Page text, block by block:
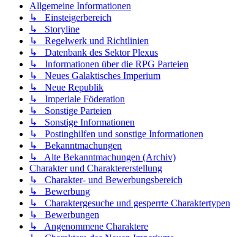
Allgemeine Informationen
↳ Einsteigerbereich
↳ Storyline
↳ Regelwerk und Richtlinien
↳ Datenbank des Sektor Plexus
↳ Informationen über die RPG Parteien
↳ Neues Galaktisches Imperium
↳ Neue Republik
↳ Imperiale Föderation
↳ Sonstige Parteien
↳ Sonstige Informationen
↳ Postinghilfen und sonstige Informationen
↳ Bekanntmachungen
↳ Alte Bekanntmachungen (Archiv)
Charakter und Charaktererstellung
↳ Charakter- und Bewerbungsbereich
↳ Bewerbung
↳ Charaktergesuche und gesperrte Charaktertypen
↳ Bewerbungen
↳ Angenommene Charaktere